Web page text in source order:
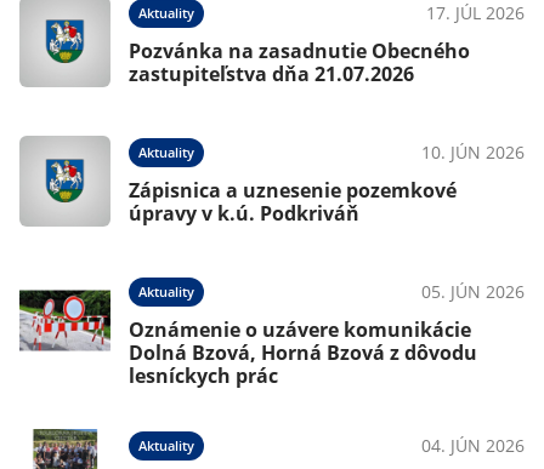
Aktuality 17. JÚL 2026
Pozvánka na zasadnutie Obecného
zastupiteľstva dňa 21.07.2026
Aktuality 10. JÚN 2026
Zápisnica a uznesenie pozemkové
úpravy v k.ú. Podkriváň
Aktuality 05. JÚN 2026
Oznámenie o uzávere komunikácie
Dolná Bzová, Horná Bzová z dôvodu
lesníckych prác
Aktuality 04. JÚN 2026